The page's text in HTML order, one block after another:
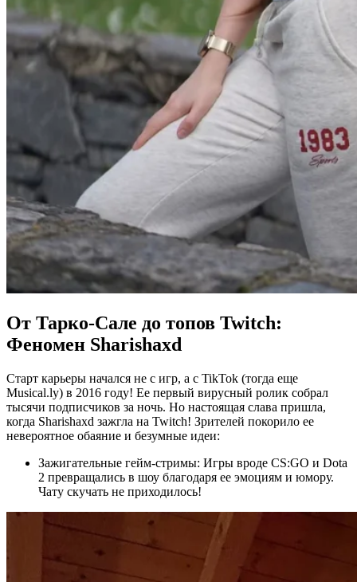
От Тарко-Сале до топов Twitch:
Феномен Sharishaxd
Старт карьеры начался не с игр, а с TikTok (тогда еще
Musical.ly) в 2016 году! Ее первый вирусный ролик собрал
тысячи подписчиков за ночь. Но настоящая слава пришла,
когда Sharishaxd зажгла на Twitch! Зрителей покорило ее
невероятное обаяние и безумные идеи:
Зажигательные гейм-стримы: Игры вроде CS:GO и Dota
2 превращались в шоу благодаря ее эмоциям и юмору.
Чату скучать не приходилось!